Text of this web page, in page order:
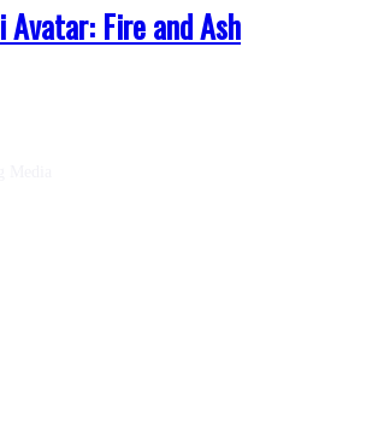
Avatar: Fire and Ash